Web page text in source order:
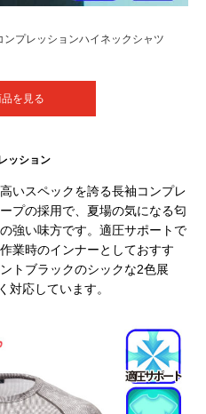
プレッションハイネックシャツ
を見る
ッション
いスペックを誇る長袖コンプレ
プの採用で、夏場の気になる匂
強い味方です。適圧サポートで
業時のインナーとしておすす
トブラックのシックな2色展
対応しています。